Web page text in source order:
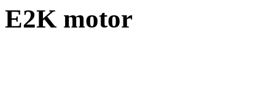
E2K motor